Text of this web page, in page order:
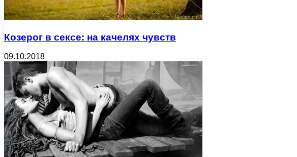
Козерог в сексе: на качелях чувств
09.10.2018